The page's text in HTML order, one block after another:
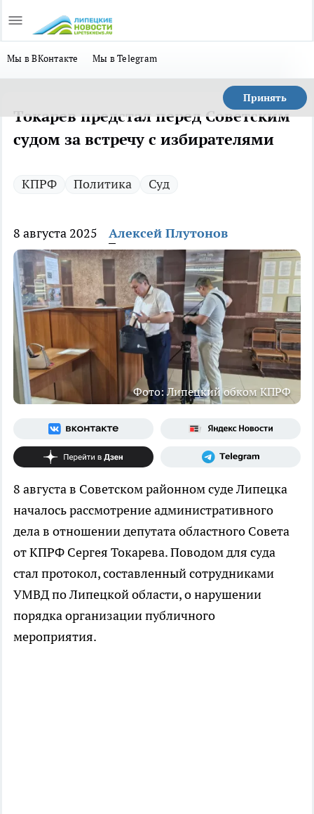
Мы в ВКонтакте Мы в Telegram
Принять
Токарев предстал перед Советским
судом за встречу с избирателями
КПРФ Политика Суд
8 августа 2025 Алексей Плутонов
Фото: Липецкий обком КПРФ
8 августа в Советском районном суде Липецка
началось рассмотрение административного
дела в отношении депутата областного Совета
от КПРФ Сергея Токарева. Поводом для суда
стал протокол, составленный сотрудниками
УМВД по Липецкой области, о нарушении
порядка организации публичного
мероприятия.